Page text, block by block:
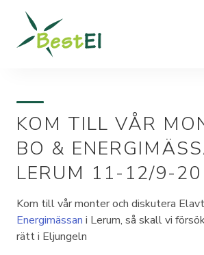
NYHETER
OM OSS
VÅRA ELPRISER
PRODUCERA EL
FAKTURAINFORMATION
KOM TILL VÅR
BO &
LERUM 11-12/9-
Kom till vår monter och diskutera
Energimässan i Lerum, så skall vi
rätt i Eljungeln